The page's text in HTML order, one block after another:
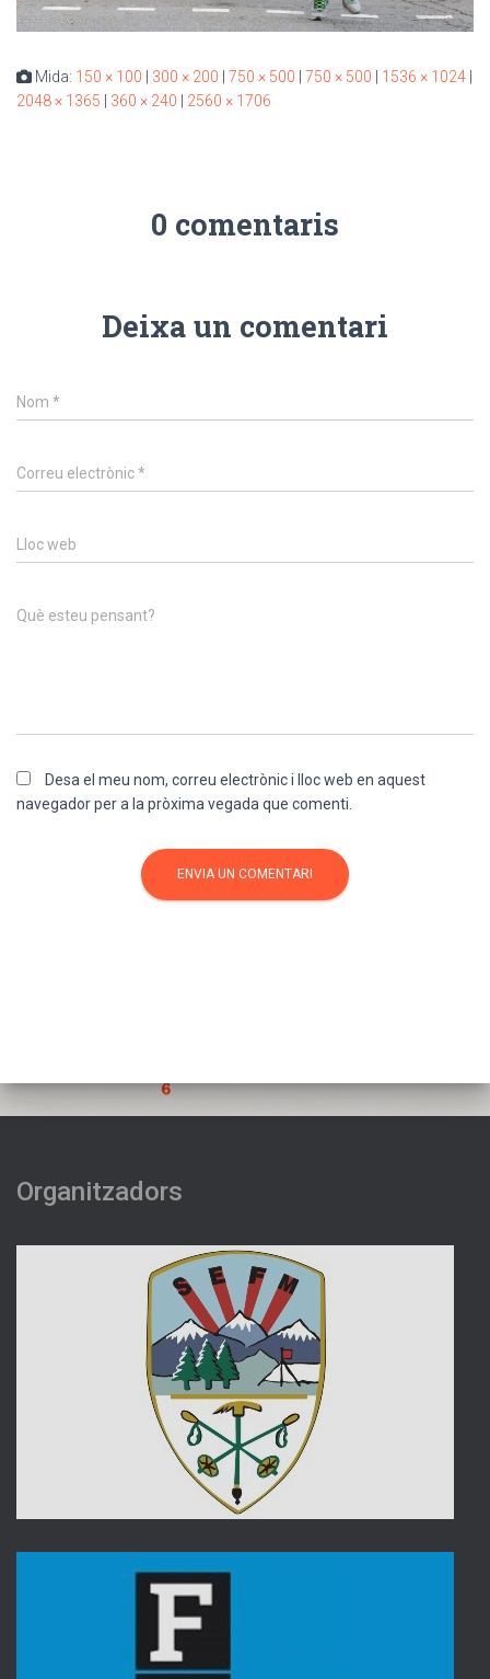
Mida: 150 × 100 | 300 × 200 | 750 × 500 | 750 × 500 | 1536 × 1024 |
2048 × 1365 | 360 × 240 | 2560 × 1706
0 comentaris
Deixa un comentari
Nom *
Correu electrònic*
Lloc web
Què esteu pensant?
Desa el meu nom, correu electrònic i lloc web en aquest
navegador per a la pròxima vegada que comenti.
Organitzadors